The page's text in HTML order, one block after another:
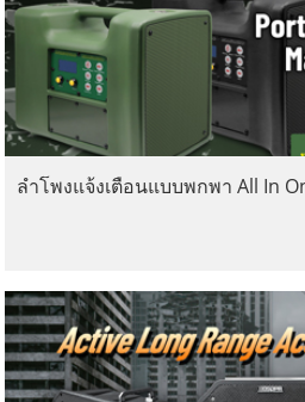
ลำโพงแจ้งเตือนแบบพกพา All In